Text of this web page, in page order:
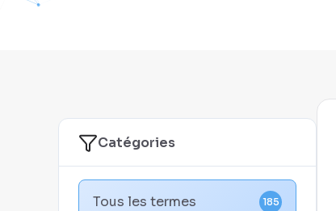
Catégories
Tous les termes 185